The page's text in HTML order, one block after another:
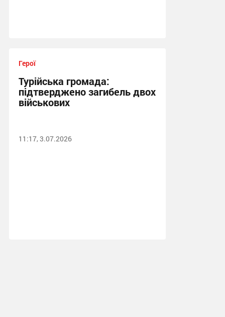
Герої
Турійська громада:
підтверджено загибель двох
військових
11:17, 3.07.2026